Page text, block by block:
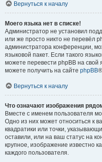
Вернуться к началу
Моего языка нет в списке!
Администратор не установил
или же просто никто не перевёл
администратора конференции,
языковой пакет. Если такого
можете перевести phpBB на
можете получить на сайте phpBB
Вернуться к началу
Что означают изображения
Вместе с именем пользователя
Одно из них может относиться к
квадратики или точки,
оставили, или на ваш статус на
крупное, изображение известно
каждого пользователя.